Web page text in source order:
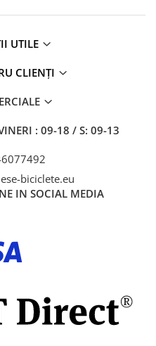
UTILE
CLIENȚI
: 09-18 / S: 09-13
biciclete.eu
IN SOCIAL MEDIA